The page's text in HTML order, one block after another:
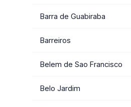
Barra de Guabiraba
Barreiros
Belem de Sao Francisco
Belo Jardim